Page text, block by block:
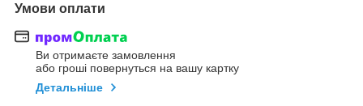
Умови оплати
Ви отримаєте замовлення
або гроші повернуться на вашу картку
Детальніше